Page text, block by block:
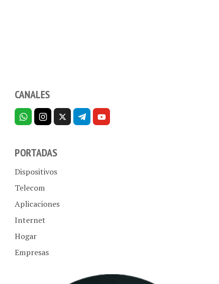
Telecom
Aplicaciones
Internet
Hogar
Empresas